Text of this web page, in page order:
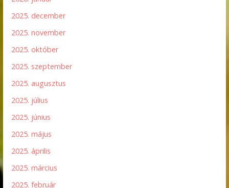
2025. december
2025. november
2025. október
2025. szeptember
2025. augusztus
2025. július
2025. június
2025. május
2025. április
2025. március
2025. február